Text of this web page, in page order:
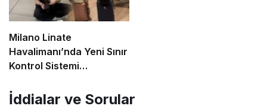
Milano Linate
Havalimanı’nda Yeni Sınır
Kontrol Sistemi
İddialar ve Sorular